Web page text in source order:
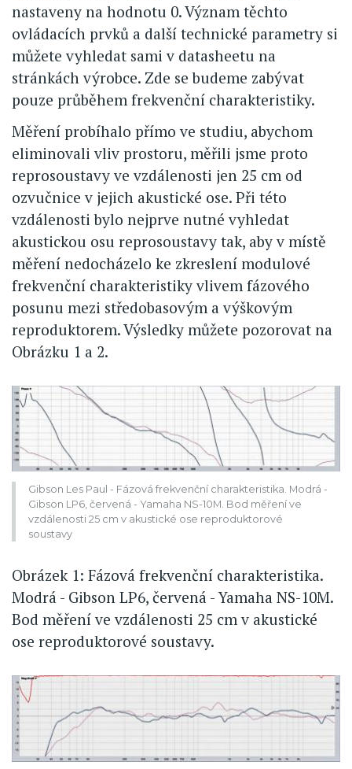
nastaveny na hodnotu 0. Význam těchto
ovládacích prvků a další technické parametry si
můžete vyhledat sami v datasheetu na
stránkách výrobce. Zde se budeme zabývat
pouze průběhem frekvenční charakteristiky.
Měření probíhalo přímo ve studiu, abychom
eliminovali vliv prostoru, měřili jsme proto
reprosoustavy ve vzdálenosti jen 25 cm od
ozvučnice v jejich akustické ose. Při této
vzdálenosti bylo nejprve nutné vyhledat
akustickou osu reprosoustavy tak, aby v místě
měření nedocházelo ke zkreslení modulové
frekvenční charakteristiky vlivem fázového
posunu mezi středobasovým a výškovým
reproduktorem. Výsledky můžete pozorovat na
Obrázku 1 a 2.
Gibson Les Paul - Fázová frekvenční charakteristika. Modrá -
Gibson LP6, červená - Yamaha NS-10M. Bod měření ve
vzdálenosti 25 cm v akustické ose reproduktorové
soustavy
Obrázek 1: Fázová frekvenční charakteristika.
Modrá - Gibson LP6, červená - Yamaha NS-10M.
Bod měření ve vzdálenosti 25 cm v akustické
ose reproduktorové soustavy.